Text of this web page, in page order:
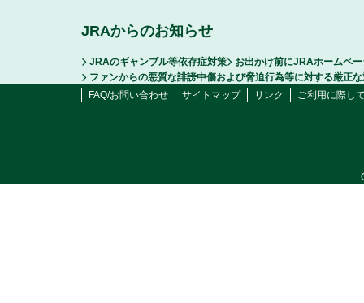
JRAからのお知らせ
JRAのギャンブル等依存症対策
お出かけ前にJRAホームペ
ファンからの悪質な誹謗中傷および脅迫行為等に対する厳正
FAQ/お問い合わせ
サイトマップ リンク ご利用に際し